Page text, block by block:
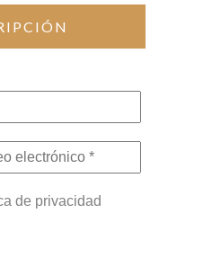
de privacidad